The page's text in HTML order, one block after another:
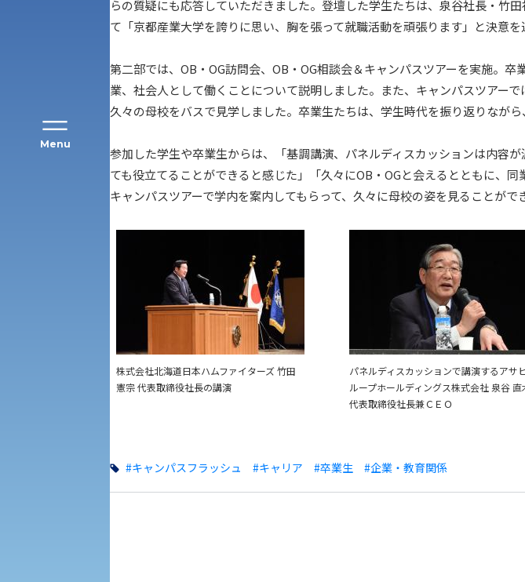
Menu
共通テスト利用入試[前期][後期]
専門学科等対象公募推薦入試
キャンパス・施設の見学について
らの質疑にも応答していただきました。登壇した学生たちは、泉谷社長・竹
て「京都産業大学を誇りに思い、胸を張って就職活動を頑張ります」と決意を
第二部では、OB・OG訪問会、OB・OG相談会＆キャンパスツアーを実施。
業、社会人として働くことについて説明しました。また、キャンパスツアーで
久々の母校をバスで見学しました。卒業生たちは、学生時代を振り返りながら
参加した学生や卒業生からは、「基調講演、パネルディスカッションは内容
ても役立てることができると感じた」「久々にOB・OGと会えるとともに、同
キャンパスツアーで学内を案内してもらって、久々に母校の姿を見ることがで
株式会社北海道日本ハムファイターズ 竹田
憲宗 代表取締役社長の講演
パネルディスカッションで講演するアサ
ループホールディングス株式会社 泉谷 直
代表取締役社長兼ＣＥＯ
#キャンパスフラッシュ #キャリア #卒業生 #企業・教育関係